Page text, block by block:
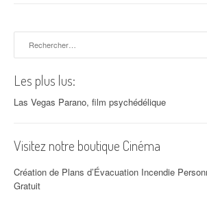
Les plus lus:
Las Vegas Parano, film psychédélique
Visitez notre boutique Cinéma
Création de Plans d’Évacuation Incendie
Gratuit